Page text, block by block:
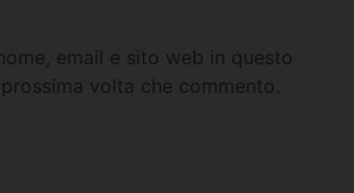
email e sito web in questo
volta che commento.